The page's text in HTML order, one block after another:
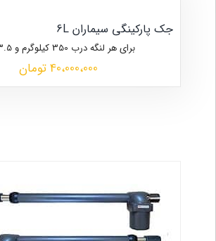
جک پارکینگی سیماران 6L
برای هر لنگه درب 350 کیلوگرم و 3.5 متر
40،000،000 تومان